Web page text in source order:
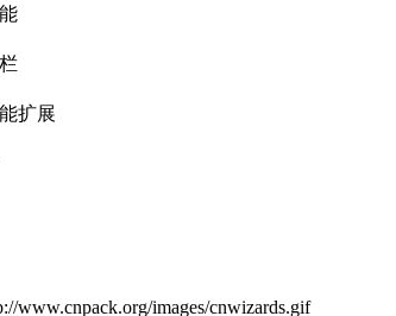
扩展
www.cnpack.org/images/cnwizards.gif